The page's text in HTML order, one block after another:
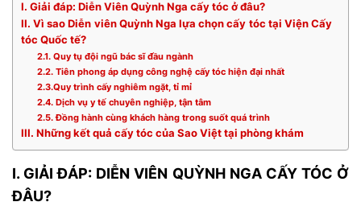
I. Giải đáp: Diễn Viên Quỳnh Nga cấy tóc ở đâu?
II. Vì sao Diễn viên Quỳnh Nga lựa chọn cấy tóc tại Viện Cấy
tóc Quốc tế?
2.1. Quy tụ đội ngũ bác sĩ đầu ngành
2.2. Tiên phong áp dụng công nghệ cấy tóc hiện đại nhất
2.3.Quy trình cấy nghiêm ngặt, tỉ mỉ
2.4. Dịch vụ y tế chuyên nghiệp, tận tâm
2.5. Đồng hành cùng khách hàng trong suốt quá trình
III. Những kết quả cấy tóc của Sao Việt tại phòng khám
I. GIẢI ĐÁP: DIỄN VIÊN QUỲNH NGA CẤY TÓC Ở
ĐÂU?